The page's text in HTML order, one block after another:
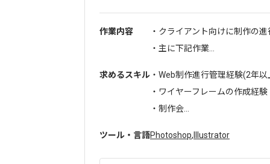
作業内容
・クライアント向けに制作の
・主に下記作業...
求めるスキル ・Web制作進行管理経験(2年以
・ワイヤーフレームの作成経験
・制作会...
ツール・言語Photoshop, Illustrator